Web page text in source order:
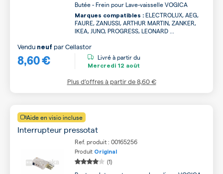
Butée - Frein pour Lave-vaisselle VOGICA
Marques compatibles : ELECTROLUX, AEG,
FAURE, ZANUSSI, ARTHUR MARTIN, ZANKER,
IKEA, JUNO, PROGRESS, LEONARD ...
8,60 €
Vendu neuf parCellastor
Livré à partir du
Mercredi 12 août
Plus d’offres à partir de8,60 €
Aide en visio incluse
Interrupteur pressotat
Ref. produit : 00165256
Produit Original
(1)